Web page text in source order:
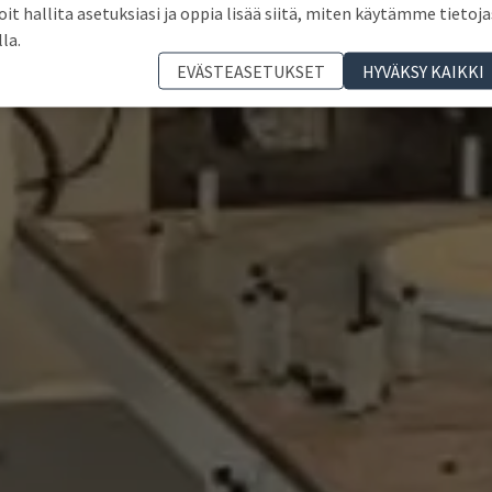
hallita asetuksiasi ja oppia lisää siitä, miten käytämme
EVÄSTEASETUKSET
HYVÄKSY KAIKKI